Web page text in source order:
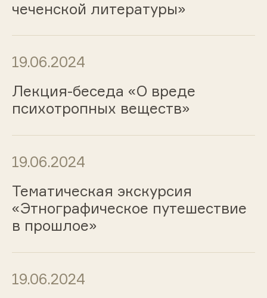
чеченской литературы»
19.06.2024
Лекция-беседа «О вреде
психотропных веществ»
19.06.2024
Тематическая экскурсия
«Этнографическое путешествие
в прошлое»
19.06.2024